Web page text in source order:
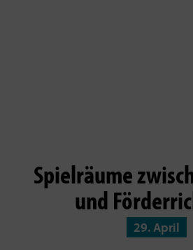
Spielräume
und
29. April